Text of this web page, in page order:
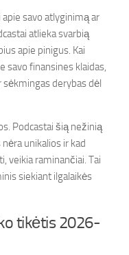
savo atlyginimą ar
atlieka svarbią
apie pinigus. Kai
savo finansines klaidas,
derybas dėl
Podcastai šią nežinią
unikalios ir kad
veikia raminančiai. Tai
siekiant ilgalaikės
tikėtis 2026-